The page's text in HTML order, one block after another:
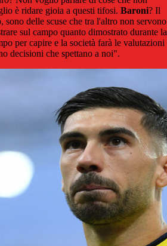
è ridare gioia a questi tifosi. Baroni? Il
sono delle scuse che tra l'altro non servono
sul campo quanto dimostrato durante la
per capire e la società farà le valutazioni
decisioni che spettano a noi".